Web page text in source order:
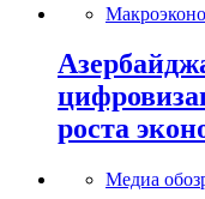
роста
Медиа